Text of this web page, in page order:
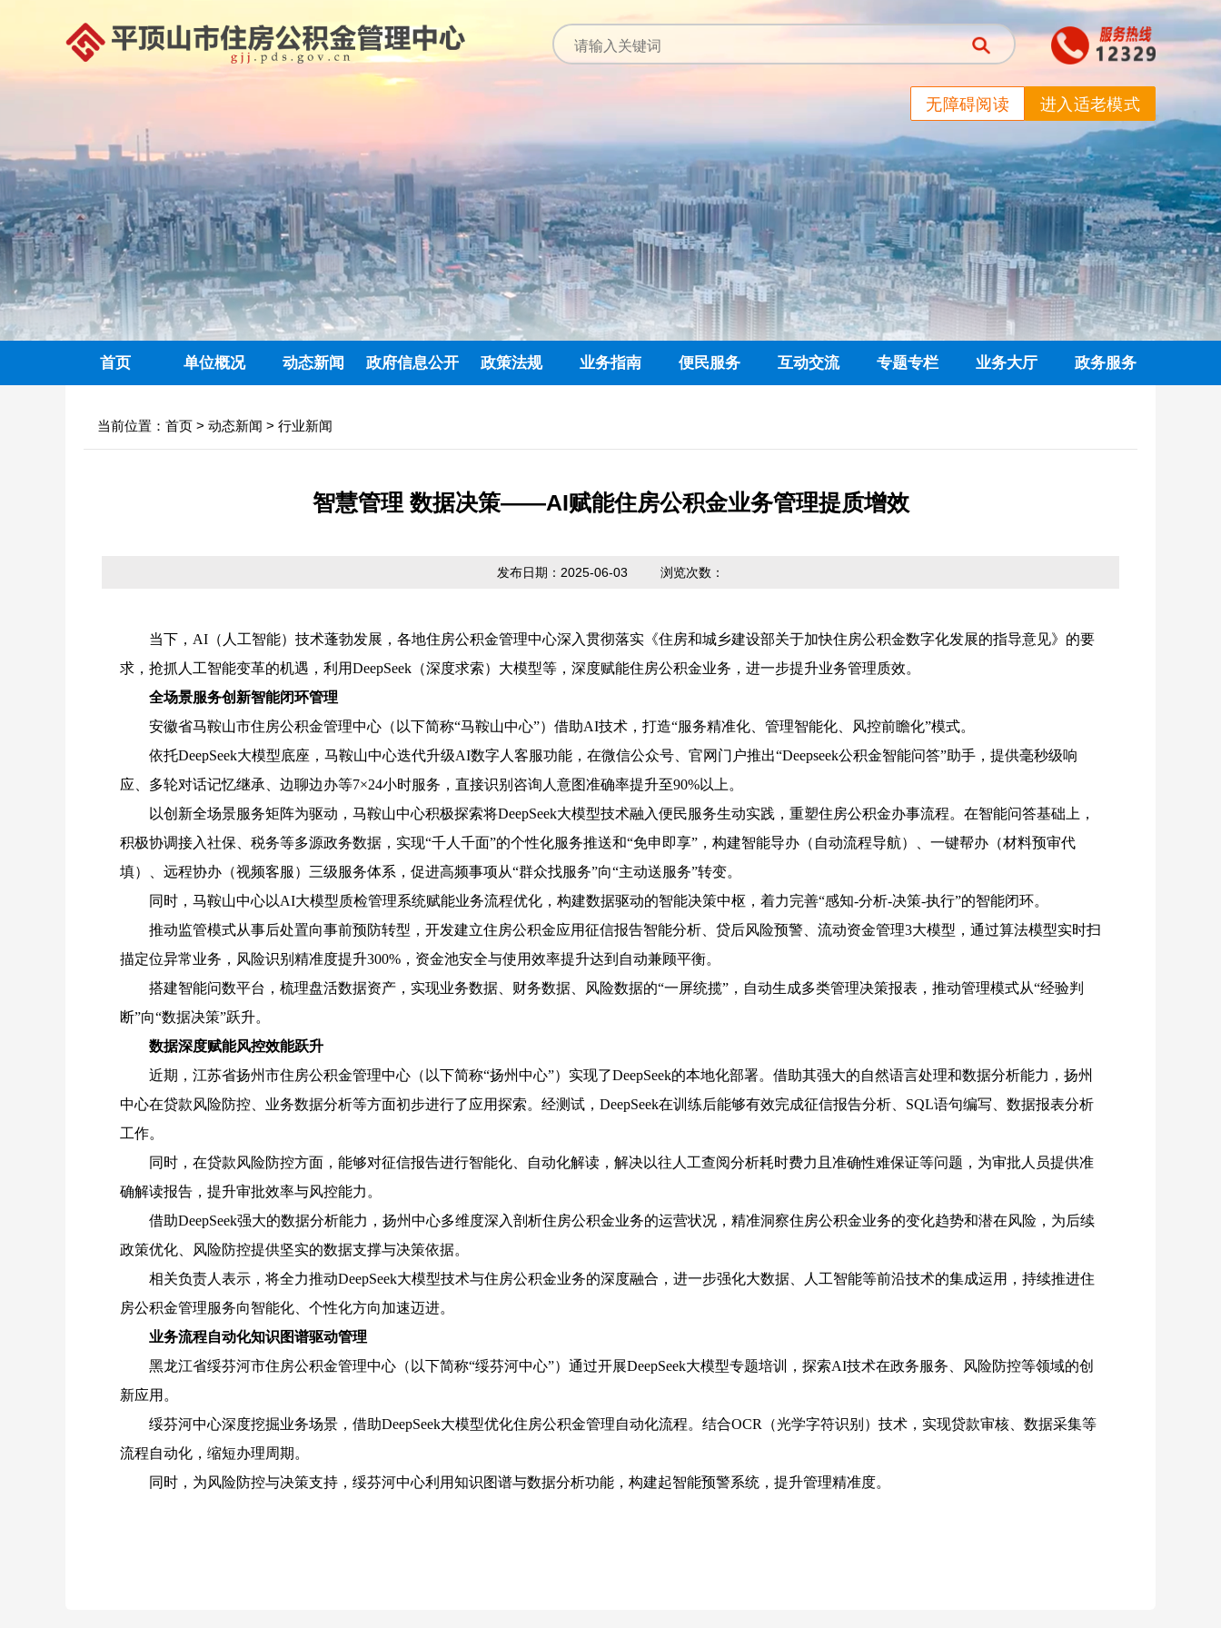
进入适老模式
无障碍阅读
首页 单位概况
中心领导
动态新闻
行业新闻
政府信息公开
信息公开制度
政府信息公开
年度报告
政策法规
国家政策法规
省级政策法规
业务指南
提取业务指南
贷款业务指南
便民服务
利率公告
常见问题
互动交流
互动反馈
意见征集
专题专栏
纪检监察
优化营商环境
业务大厅
省政务大厅
政务服务
当前位置： 首页 > 动态新闻 > 行业新闻
智慧管理 数据决策——AI赋能住房公积金业务管理提质增效
发布日期：2025-06-03 浏览次数：
当下， AI（人工智能）技术蓬勃发展，各地住房公积金管理中心深入贯彻落实《住房和城乡建设部关于加快住房公积金数字化发展的指导意见》的要
求，抢抓人工智能变革的机遇，利用DeepSeek（深度求索）大模型等，深度赋能住房公积金业务，进一步提升业务管理质效。
全场景服务创新智能闭环管理
安徽省马鞍山市住房公积金管理中心（以下简称“马鞍山中心”）借助AI技术，打造“服务精准化、管理智能化、风控前瞻化”模式。
依托DeepSeek大模型底座，马鞍山中心迭代升级AI数字人客服功能，在微信公众号、官网门户推出“Deepseek公积金智能问答”助手，提供毫秒级响
应、多轮对话记忆继承、边聊边办等7×24小时服务，直接识别咨询人意图准确率提升至90%以上。
以创新全场景服务矩阵为驱动，马鞍山中心积极探索将DeepSeek大模型技术融入便民服务生动实践，重塑住房公积金办事流程。在智能问答基础上，
积极协调接入社保、税务等多源政务数据，实现“千人千面”的个性化服务推送和“免申即享”，构建智能导办（自动流程导航）、一键帮办（材料预审代
填）、远程协办（视频客服）三级服务体系，促进高频事项从“群众找服务”向“主动送服务”转变。
同时，马鞍山中心以AI大模型质检管理系统赋能业务流程优化，构建数据驱动的智能决策中枢，着力完善“感知-分析-决策-执行”的智能闭环。
推动监管模式从事后处置向事前预防转型，开发建立住房公积金应用征信报告智能分析、贷后风险预警、流动资金管理3大模型，通过算法模型实时扫
描定位异常业务，风险识别精准度提升300%，资金池安全与使用效率提升达到自动兼顾平衡。
搭建智能问数平台，梳理盘活数据资产，实现业务数据、财务数据、风险数据的“一屏统揽”，自动生成多类管理决策报表，推动管理模式从“经验判
断”向“数据决策”跃升。
数据深度赋能风控效能跃升
近期，江苏省扬州市住房公积金管理中心（以下简称“扬州中心”）实现了DeepSeek的本地化部署。借助其强大的自然语言处理和数据分析能力，扬州
中心在贷款风险防控、业务数据分析等方面初步进行了应用探索。经测试，DeepSeek在训练后能够有效完成征信报告分析、SQL语句编写、数据报表分析
工作。
同时，在贷款风险防控方面，能够对征信报告进行智能化、自动化解读，解决以往人工查阅分析耗时费力且准确性难保证等问题，为审批人员提供准
确解读报告，提升审批效率与风控能力。
借助DeepSeek强大的数据分析能力，扬州中心多维度深入剖析住房公积金业务的运营状况，精准洞察住房公积金业务的变化趋势和潜在风险，为后续
政策优化、风险防控提供坚实的数据支撑与决策依据。
相关负责人表示，将全力推动DeepSeek大模型技术与住房公积金业务的深度融合，进一步强化大数据、人工智能等前沿技术的集成运用，持续推进住
房公积金管理服务向智能化、个性化方向加速迈进。
业务流程自动化知识图谱驱动管理
黑龙江省绥芬河市住房公积金管理中心（以下简称“绥芬河中心”）通过开展DeepSeek大模型专题培训，探索AI技术在政务服务、风险防控等领域的创
新应用。
绥芬河中心深度挖掘业务场景，借助DeepSeek大模型优化住房公积金管理自动化流程。结合OCR（光学字符识别）技术，实现贷款审核、数据采集等
流程自动化，缩短办理周期。
同时，为风险防控与决策支持，绥芬河中心利用知识图谱与数据分析功能，构建起智能预警系统，提升管理精准度。